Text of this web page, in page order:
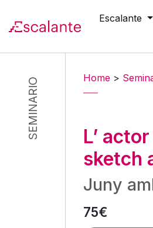
Escalante
SEMINARIO Home >
L’
sketch
Juny
75€